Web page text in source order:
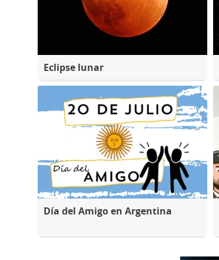
Eclipse lunar
Día del Amigo en Argentina